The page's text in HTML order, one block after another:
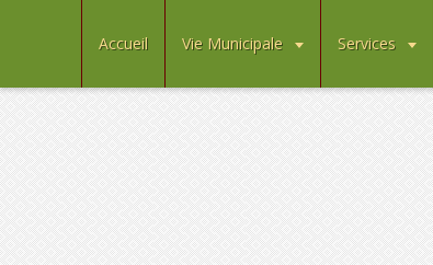
Accueil Vie Municipale Services